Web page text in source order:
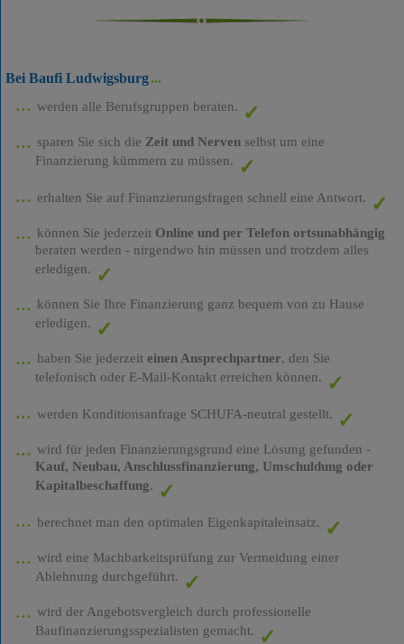
Bei Baufi Ludwigsburg
werden alle Berufsgruppen beraten.
sparen Sie sich die Zeit und Nervenselbst um eine
Finanzierung kümmern zu müssen.
erhalten Sie auf Finanzierungsfragen schnell eine Antwort.
können Sie jederzeit Online und per Telefon ortsunabhängig
beraten werden - nirgendwo hin müssen und trotzdem alles
erledigen.
können Sie Ihre Finanzierung ganz bequem von zu Hause
erledigen.
haben Sie jederzeit einen Ansprechpartner, den Sie
telefonisch oder E-Mail-Kontakt erreichen können.
werden Konditionsanfrage SCHUFA-neutral gestellt.
wird für jeden Finanzierungsgrund eine Lösung gefunden -
Kauf, Neubau, Anschlussfinanzierung, Umschuldung oder
Kapitalbeschaffung.
berechnet man den optimalen Eigenkapitaleinsatz.
wird eine Machbarkeitsprüfung zur Vermeidung einer
Ablehnung durchgeführt.
wird der Angebotsvergleich durch professionelle
Baufinanzierungsspezialisten gemacht.